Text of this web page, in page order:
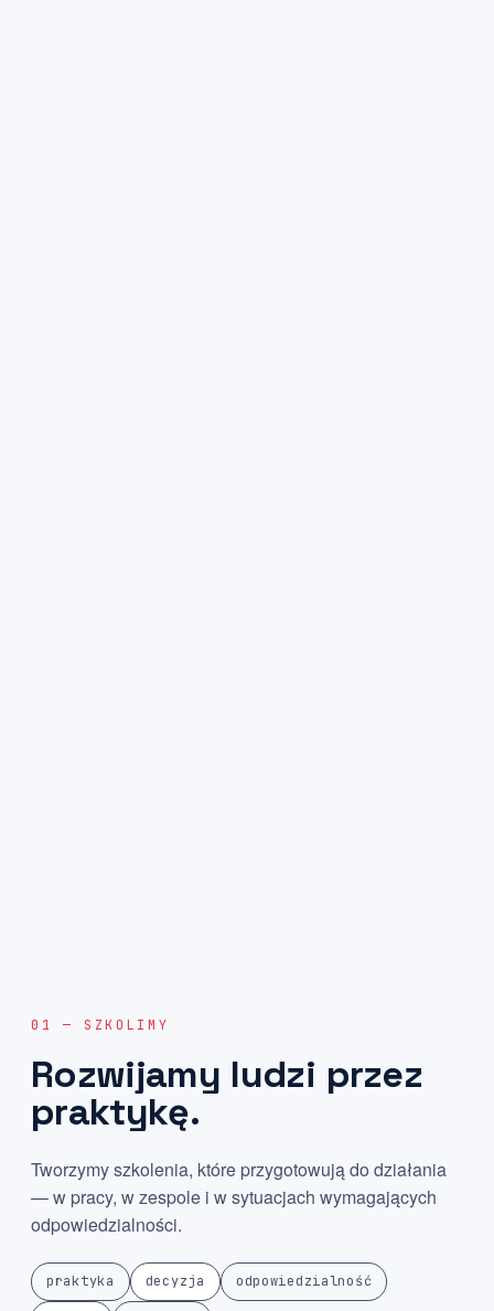
01 — SZKOLIMY
Rozwijamy ludzi przez
praktykę.
Tworzymy szkolenia, które przygotowują do działania
— w pracy, w zespole i w sytuacjach wymagających
odpowiedzialności.
praktyka decyzja odpowiedzialność